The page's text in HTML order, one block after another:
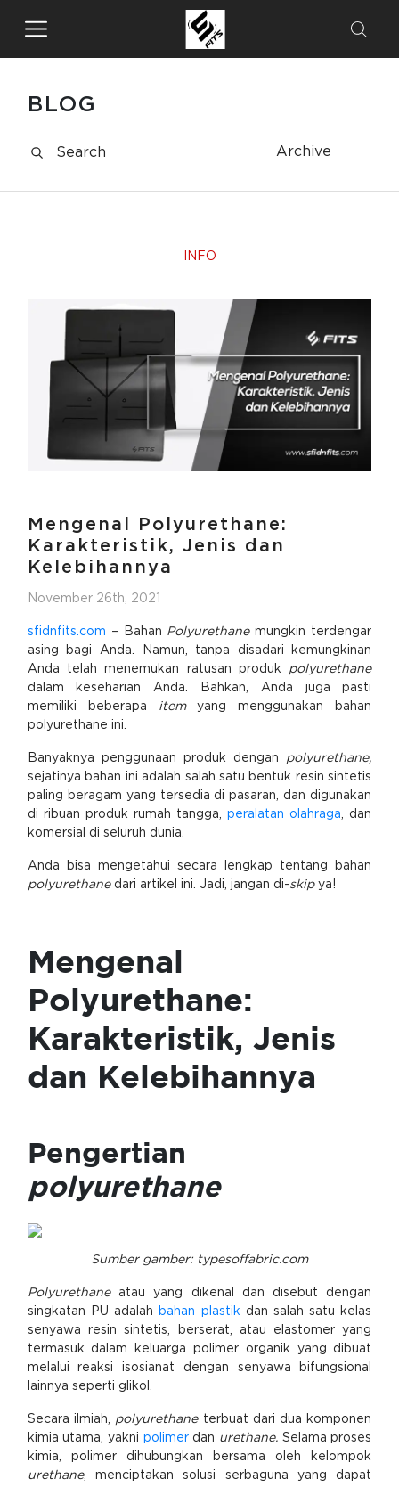
BLOG
Archive
INFO
Mengenal Polyurethane:
Karakteristik, Jenis dan
Kelebihannya
November 26th, 2021
sfidnfits.com – Bahan Polyurethanemungkin terdengar
asing bagi Anda. Namun, tanpa disadari kemungkinan
Anda telah menemukan ratusan produk polyurethane
dalam keseharian Anda. Bahkan, Anda juga pasti
memiliki beberapa
itemyang menggunakan bahan
polyurethane ini.
Banyaknya penggunaan produk dengan polyurethane,
sejatinya bahan ini adalah salah satu bentuk resin sintetis
paling beragam yang tersedia di pasaran, dan digunakan
di ribuan produk rumah tangga,peralatan olahraga, dan
komersial di seluruh dunia.
Anda bisa mengetahui secara lengkap tentang bahan
polyurethanedari artikel ini. Jadi, jangan di-skipya!
Mengenal
Polyurethane:
Karakteristik, Jenis
dan Kelebihannya
Pengertian
polyurethane
Sumber gamber: typesoffabric.com
Polyurethaneatau yang dikenal dan disebut dengan
singkatan PU adalah
bahan plastik dan salah satu kelas
senyawa resin sintetis, berserat, atau elastomer yang
termasuk dalam keluarga polimer organik yang dibuat
melalui reaksi isosianat dengan senyawa bifungsional
lainnya seperti glikol.
Secara ilmiah, polyurethaneterbuat dari dua komponen
kimia utama, yakni polimerdan urethane. Selama proses
kimia, polimer dihubungkan bersama oleh kelompok
urethane, menciptakan solusi serbaguna yang dapat